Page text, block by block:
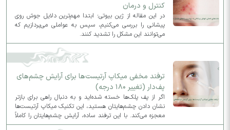
کنترل و درمان
در این مقاله از ژین بیوتی؛ ابتدا مهم‌ترین دلایل جوش روی
پیشانی را بررسی می‌کنیم، سپس به عواملی می‌پردازیم که
می‌توانند این مشکل را تشدید کنند.
ترفند مخفی میکاپ آرتیست‌ها برای آرایش چشم‌های
پف‌دار (تغییر ۱۸۰ درجه)
اگر از پف پلک‌ها خسته شده‌اید و به دنبال راهی برای بازتر
نشان دادن چشم‌هایتان هستید، این تکنیک میکاپ آرتیست‌ها
معجزه می‌کند. با این ترفند ساده، آرایش چشم‌هایتان را کاملاً
متحول کنید و ظاهری لیفت‌شده و جذاب به چهره بدهید.